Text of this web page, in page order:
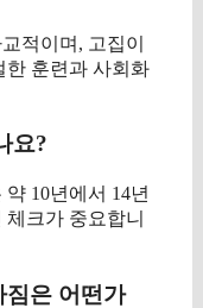
적이며, 고집이
한 훈련과 사회화
요?
10년에서 14년
크가 중요합니
짐은 어떤가